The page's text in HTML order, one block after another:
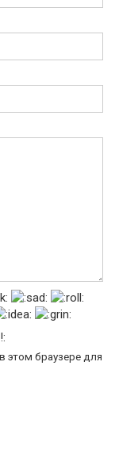
этом браузере для